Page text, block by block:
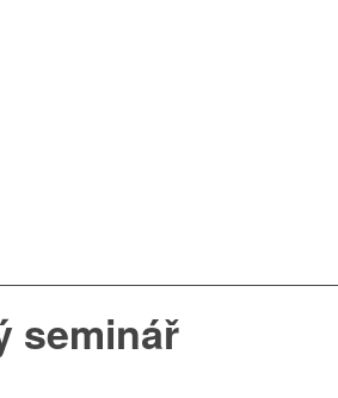
seminář